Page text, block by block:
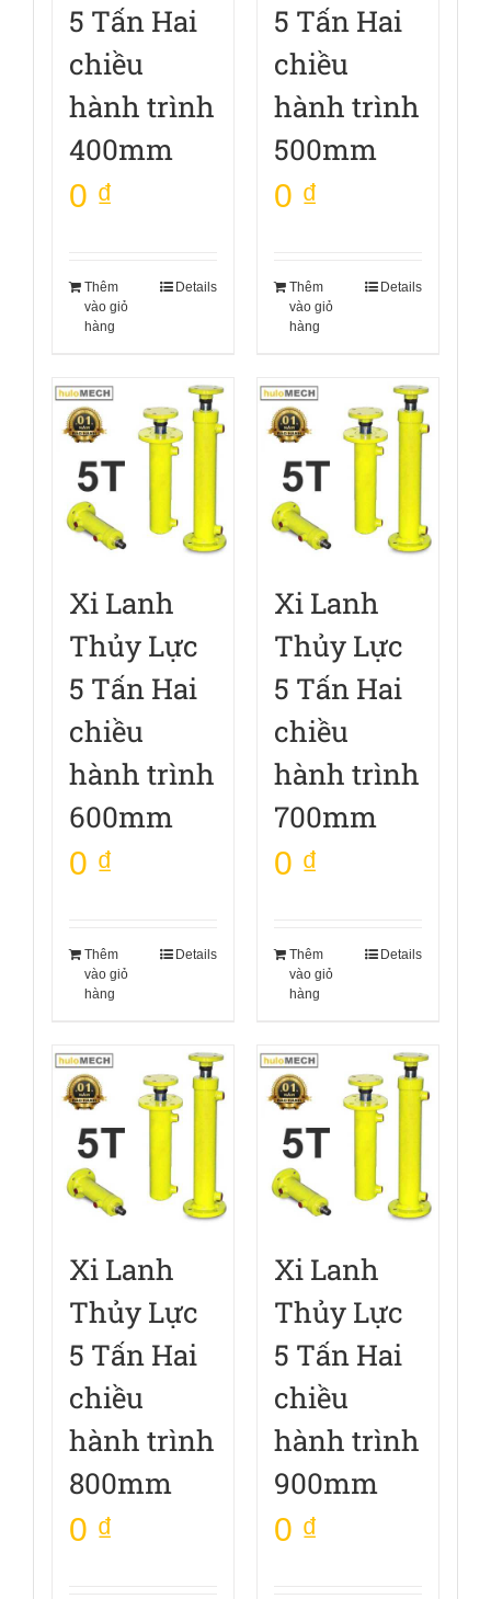
5 Tấn Hai
chiều
hành trình
400mm
0 ₫
Thêm
vào giỏ
hàng
Details
5 Tấn Hai
chiều
hành trình
500mm
0 ₫
Thêm
vào giỏ
hàng
Details
Xi Lanh
Thủy Lực
5 Tấn Hai
chiều
hành trình
600mm
0 ₫
Thêm
vào giỏ
hàng
Details
Xi Lanh
Thủy Lực
5 Tấn Hai
chiều
hành trình
700mm
0 ₫
Thêm
vào giỏ
hàng
Details
Xi Lanh
Thủy Lực
5 Tấn Hai
chiều
hành trình
800mm
0 ₫
Xi Lanh
Thủy Lực
5 Tấn Hai
chiều
hành trình
900mm
0 ₫